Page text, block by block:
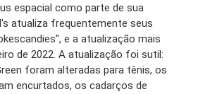
espacial como parte de sua
atualiza frequentemente seus
e a atualização mais
de 2022. A atualização foi sutil:
foram alteradas para tênis, os
encurtados, os cadarços de